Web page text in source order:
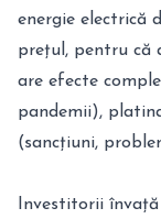
energie electrică
prețul, pentru că
are efecte
pandemii),
(sancțiuni,
Investitorii învață